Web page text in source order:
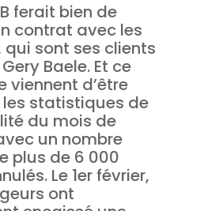
ferait bien de
contrat avec les
qui sont ses clients
Baele. Et ce
viennent d’être
les statistiques de
du mois de
un nombre
plus de 6 000
Le 1er février,
ont